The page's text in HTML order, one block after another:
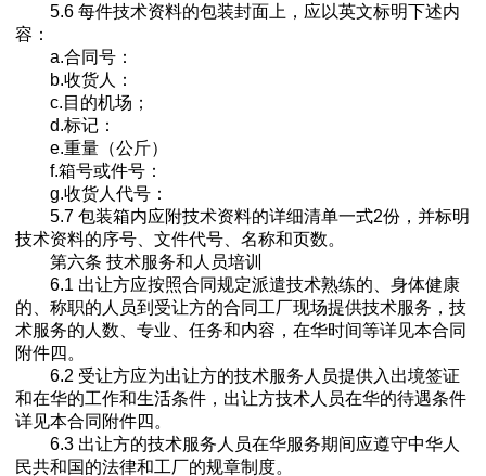
5.6 每件技术资料的包装封面上，应以英文标明下述内
容：
a.合同号：
b.收货人：
c.目的机场；
d.标记：
e.重量（公斤）
f.箱号或件号：
g.收货人代号：
5.7 包装箱内应附技术资料的详细清单一式2份，并标明
技术资料的序号、文件代号、名称和页数。
第六条 技术服务和人员培训
6.1 出让方应按照合同规定派遣技术熟练的、身体健康
的、称职的人员到受让方的合同工厂现场提供技术服务，技
术服务的人数、专业、任务和内容，在华时间等详见本合同
附件四。
6.2 受让方应为出让方的技术服务人员提供入出境签证
和在华的工作和生活条件，出让方技术人员在华的待遇条件
详见本合同附件四。
6.3 出让方的技术服务人员在华服务期间应遵守中华人
民共和国的法律和工厂的规章制度。